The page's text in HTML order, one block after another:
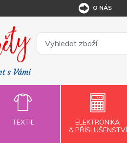
O NÁS
TEXTIL
ELEKTRONIKA
A PŘÍSLUŠENSTVÍ